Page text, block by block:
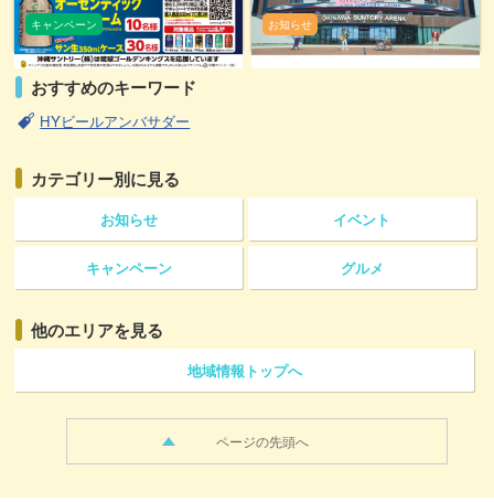
キャンペーン お知らせ
おすすめのキーワード
HYビールアンバサダー
カテゴリー別に見る
お知らせ イベント
キャンペーン グルメ
他のエリアを見る
地域情報トップへ
ページの先頭へ